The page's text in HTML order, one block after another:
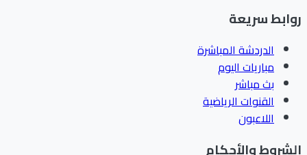
سريعة
الدردشة المباشرة
مباريات اليوم
بث مباشر
القنوات الرياضية
اللاعبون
والأحكام